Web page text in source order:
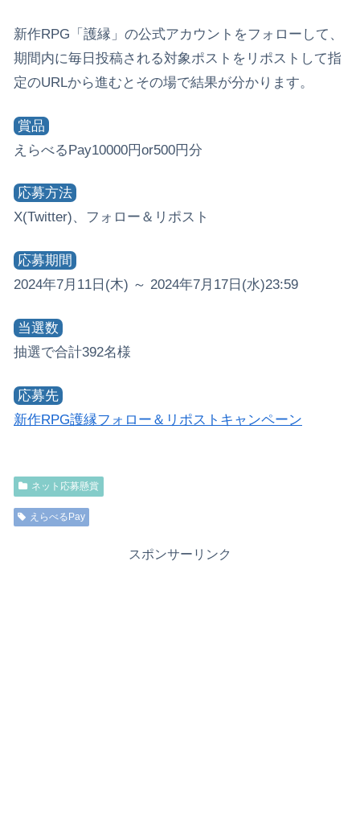
新作RPG「護縁」の公式アカウントをフォローして、
期間内に毎日投稿される対象ポストをリポストして指
定のURLから進むとその場で結果が分かります。
賞品
えらべるPay10000円or500円分
応募方法
X(Twitter)、フォロー＆リポスト
応募期間
2024年7月11日(木) ～ 2024年7月17日(水)23:59
当選数
抽選で合計392名様
応募先
新作RPG護縁フォロー＆リポストキャンペーン
ネット応募懸賞
えらべるPay
スポンサーリンク